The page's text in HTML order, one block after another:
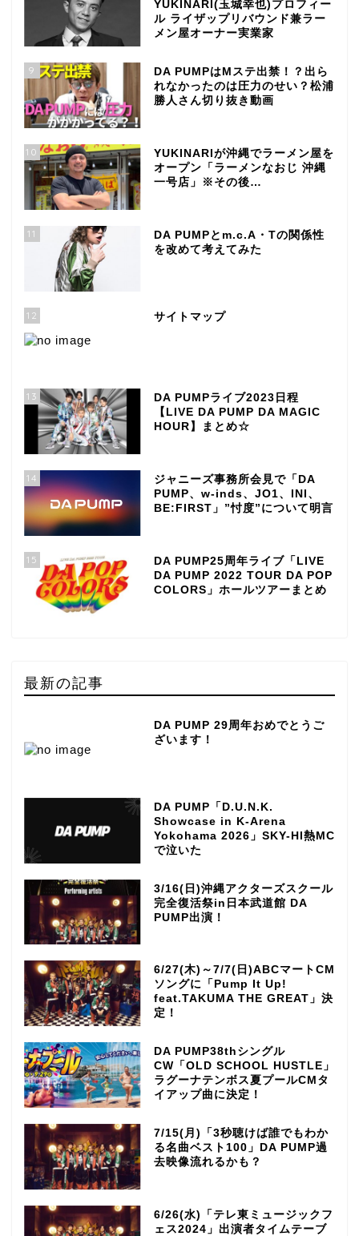
YUKINARI(玉城幸也)プロフィー
ル ライザップリバウンド兼ラー
メン屋オーナー実業家
9
DA PUMPはMステ出禁！？出ら
れなかったのは圧力のせい？松浦
勝人さん切り抜き動画
10
YUKINARIが沖縄でラーメン屋を
オープン「ラーメンなおじ 沖縄
一号店」※その後…
11
DA PUMPとm.c.A・Tの関係性
を改めて考えてみた
12 サイトマップ
13
DA PUMPライブ2023日程
【LIVE DA PUMP DA MAGIC
HOUR】まとめ☆
14
ジャニーズ事務所会見で「DA
PUMP、w-inds、JO1、INI、
BE:FIRST」”忖度”について明言
15
DA PUMP25周年ライブ「LIVE
DA PUMP 2022 TOUR DA POP
COLORS」ホールツアーまとめ
最新の記事
DA PUMP 29周年おめでとうご
ざいます！
DA PUMP「D.U.N.K.
Showcase in K-Arena
Yokohama 2026」SKY-HI熱MC
で泣いた
3/16(日)沖縄アクターズスクール
完全復活祭in日本武道館 DA
PUMP出演！
6/27(木)～7/7(日)ABCマートCM
ソングに「Pump It Up!
feat.TAKUMA THE GREAT」決
定！
DA PUMP38thシングル
CW「OLD SCHOOL HUSTLE」
ラグーナテンボス夏プールCMタ
イアップ曲に決定！
7/15(月)「3秒聴けば誰でもわか
る名曲ベスト100」DA PUMP過
去映像流れるかも？
6/26(水)「テレ東ミュージックフ
ェス2024」出演者タイムテーブ